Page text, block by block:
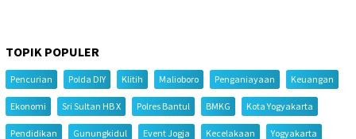
TOPIK POPULER
Pencurian Polda DIY Klitih Malioboro Penganiayaan Keuangan
Ekonomi Sri Sultan HB X Polres Bantul BMKG Kota Yogyakarta
Pendidikan Gunungkidul Event Jogja Kecelakaan Yogyakarta